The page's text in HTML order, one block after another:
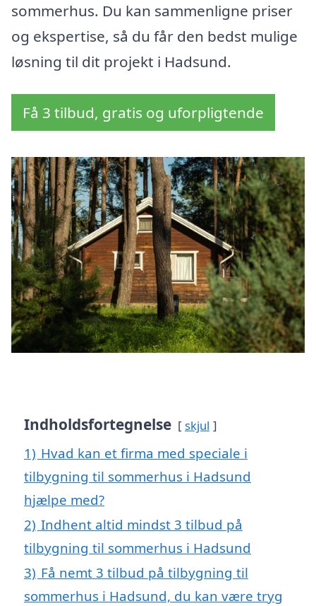
sommerhus. Du kan sammenligne priser
og ekspertise, så du får den bedst mulige
løsning til dit projekt i Hadsund.
Få 3 tilbud, gratis og uforpligtende
Indholdsfortegnelse skjul
1) Hvad kan et firma med speciale i
tilbygning til sommerhus i Hadsund
hjælpe med?
2) Indhent altid mindst 3 tilbud på
tilbygning til sommerhus i Hadsund
3) Få nemt 3 tilbud på tilbygning til
sommerhus i Hadsund, du kan være tryg